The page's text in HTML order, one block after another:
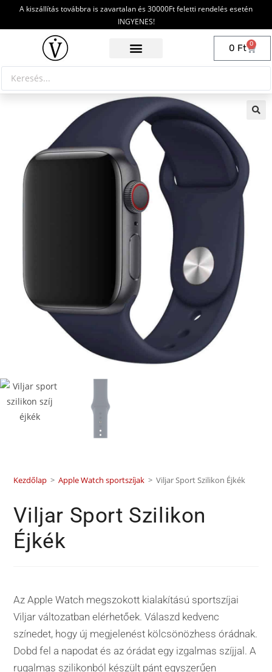
A kiszállítás továbbra is zavartalan és 30000Ft feletti rendelés esetén
INGYENES!
0 Ft 0
Kezdőlap > Apple Watch sportszíjak > Viljar Sport Szilikon Éjkék
Viljar Sport Szilikon
Éjkék
Az Apple Watch megszokott kialakítású sportszíjai
Viljar változatban elérhetőek. Válaszd kedvenc
színedet, hogy új megjelenést kölcsönözhess órádnak.
Dobd fel a napodat és az órádat egy izgalmas szíjjal. A
rugalmas szilikonból készült pánt egyszerűen